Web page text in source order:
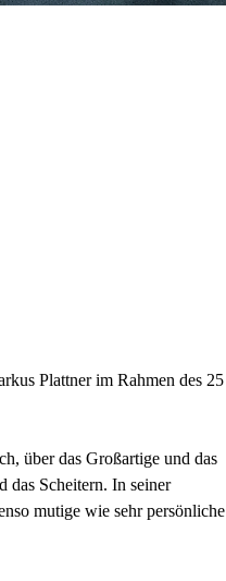
Plattner im Rahmen des 25
über das Großartige und das
das Scheitern. In seiner
mutige wie sehr persönliche